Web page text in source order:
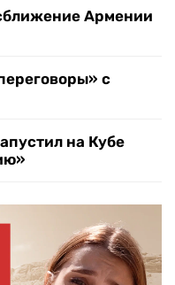
Армении
с
на Кубе